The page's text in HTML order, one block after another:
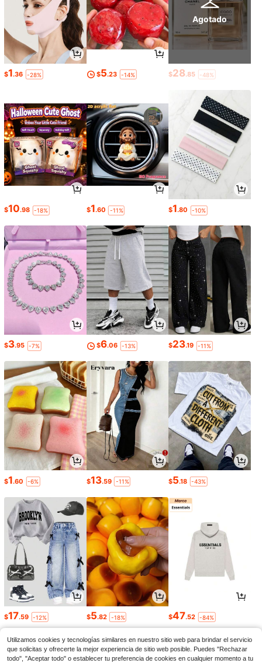
$1.36 -28% $5.23 -14%
Agotado
$28.85 -48%
$10.98 -18% $1.60 -11% $1.80 -10%
$3.95 -7% $6.06 -13% $23.19 -11%
$1.60 -6% $13.59 -11% $5.18 -43%
$17.59 -12% $5.82 -18% $47.52 -84%
Utilizamos cookies y tecnologías similares en nuestro sitio web para brindar el servicio
que solicitas y ofrecerte la mejor experiencia de sitio web posible. Puedes "Rechazar
todo", "Aceptar todo" o establecer tu preferencia de cookies en cualquier momento a tu